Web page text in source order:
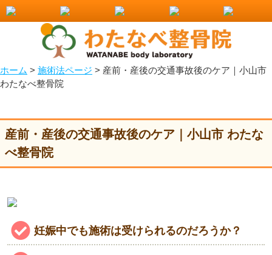
産前・産後の交通事故後のケア｜小山市-わたなべ整骨院
ホーム > 施術法ページ > 産前・産後の交通事故後のケア｜小山市
わたなべ整骨院
産前・産後の交通事故後のケア｜小山市 わたな
べ整骨院
妊娠中でも施術は受けられるのだろうか？